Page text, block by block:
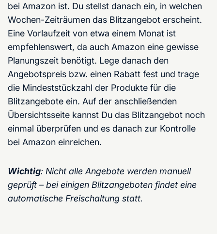
bei Amazon ist. Du stellst danach ein, in welchen
Wochen-Zeiträumen das Blitzangebot erscheint.
Eine Vorlaufzeit von etwa einem Monat ist
empfehlenswert, da auch Amazon eine gewisse
Planungszeit benötigt. Lege danach den
Angebotspreis bzw. einen Rabatt fest und trage
die Mindeststückzahl der Produkte für die
Blitzangebote ein. Auf der anschließenden
Übersichtsseite kannst Du das Blitzangebot noch
einmal überprüfen und es danach zur Kontrolle
bei Amazon einreichen.
Wichtig: Nicht alle Angebote werden manuell
geprüft – bei einigen Blitzangeboten findet eine
automatische Freischaltung statt.